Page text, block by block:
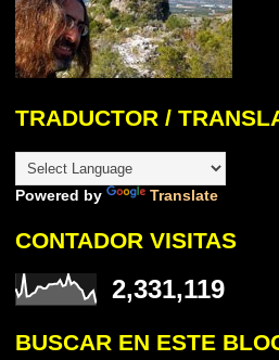
TRADUCTOR /
Powered by Translate
CONTADOR VISITAS
2,331,119
BUSCAR EN ESTE